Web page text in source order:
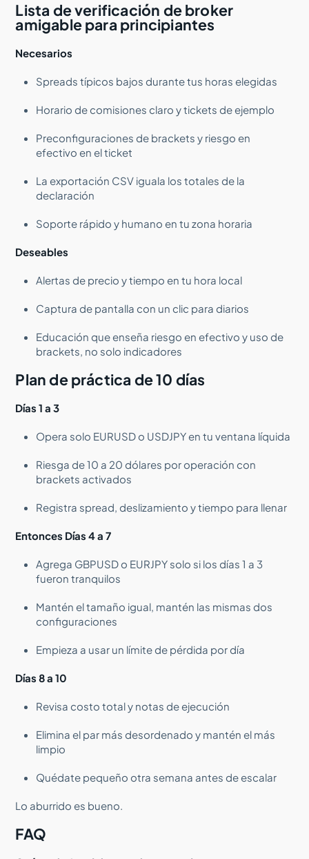
Lista de verificación de broker
amigable para principiantes
Necesarios
Spreads típicos bajos durante tus horas elegidas
Horario de comisiones claro y tickets de ejemplo
Preconfiguraciones de brackets y riesgo en
efectivo en el ticket
La exportación CSV iguala los totales de la
declaración
Soporte rápido y humano en tu zona horaria
Deseables
Alertas de precio y tiempo en tu hora local
Captura de pantalla con un clic para diarios
Educación que enseña riesgo en efectivo y uso de
brackets, no solo indicadores
Plan de práctica de 10 días
Días 1 a 3
Opera solo EURUSD o USDJPY en tu ventana líquida
Riesga de 10 a 20 dólares por operación con
brackets activados
Registra spread, deslizamiento y tiempo para llenar
Entonces Días 4 a 7
Agrega GBPUSD o EURJPY solo si los días 1 a 3
fueron tranquilos
Mantén el tamaño igual, mantén las mismas dos
configuraciones
Empieza a usar un límite de pérdida por día
Días 8 a 10
Revisa costo total y notas de ejecución
Elimina el par más desordenado y mantén el más
limpio
Quédate pequeño otra semana antes de escalar
Lo aburrido es bueno.
FAQ